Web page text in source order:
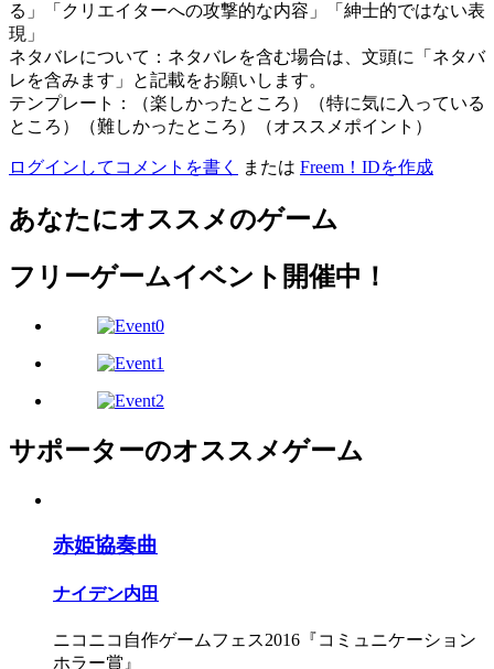
る」「クリエイターへの攻撃的な内容」「紳士的ではない表
現」
ネタバレについて：ネタバレを含む場合は、文頭に「ネタバ
レを含みます」と記載をお願いします。
テンプレート：（楽しかったところ）（特に気に入っている
ところ）（難しかったところ）（オススメポイント）
ログインしてコメントを書く または Freem！IDを作成
あなたにオススメのゲーム
フリーゲームイベント開催中！
サポーターのオススメゲーム
赤姫協奏曲
ナイデン内田
ニコニコ自作ゲームフェス2016『コミュニケーション
ホラー賞』